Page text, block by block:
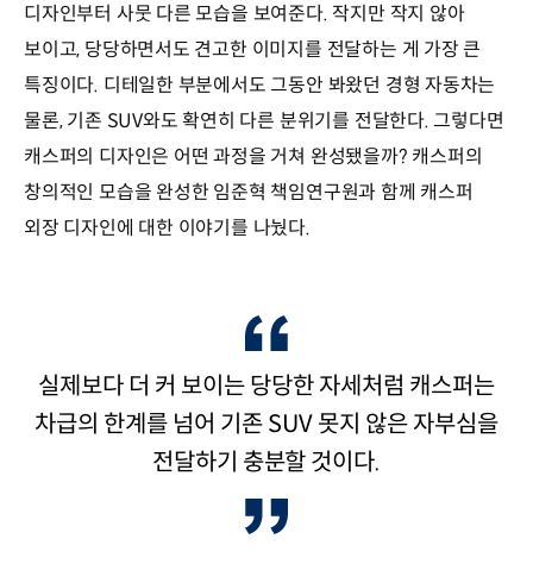
디자인부터 사뭇 다른 모습을 보여준다. 작지만 작지 않아
보이고, 당당하면서도 견고한 이미지를 전달하는 게 가장 큰
특징이다. 디테일한 부분에서도 그동안 봐왔던 경형 자동차는
물론, 기존 SUV와도 확연히 다른 분위기를 전달한다. 그렇다면
캐스퍼의 디자인은 어떤 과정을 거쳐 완성됐을까? 캐스퍼의
창의적인 모습을 완성한 임준혁 책임연구원과 함께 캐스퍼
외장 디자인에 대한 이야기를 나눴다.
실제보다 더 커 보이는 당당한 자세처럼 캐스퍼는
차급의 한계를 넘어 기존 SUV 못지 않은 자부심을
전달하기 충분할 것이다.